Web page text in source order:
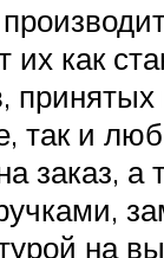
их как
принятых
так и
заказ, а
на